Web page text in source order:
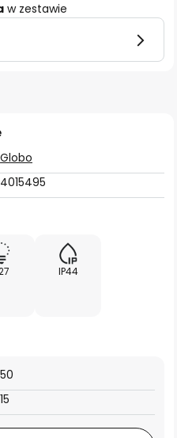
w zestawie
Globo
4015495
IP44
15
50